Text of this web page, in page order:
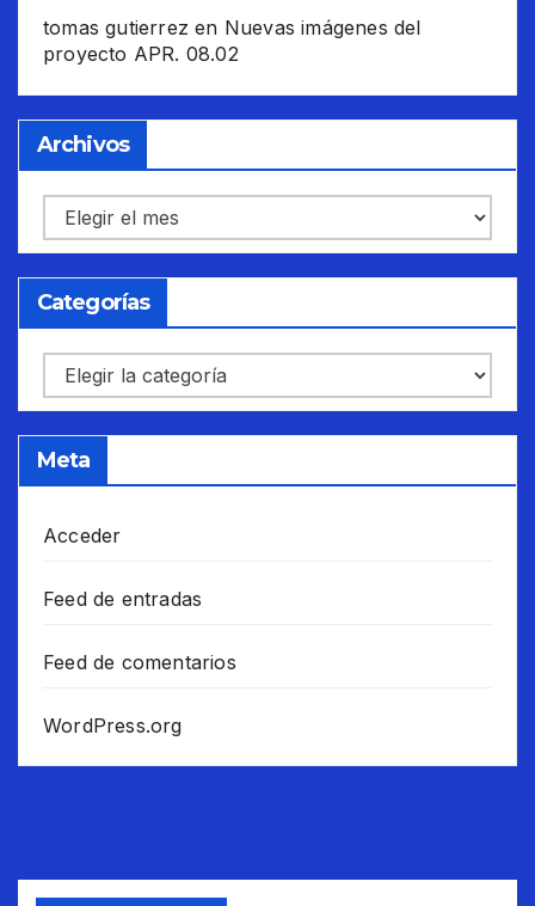
tomas gutierrez en Nuevas imágenes del
proyecto APR. 08.02
Archivos
Archivos
Categorías
Categorías
Meta
Acceder
Feed de entradas
Feed de comentarios
WordPress.org